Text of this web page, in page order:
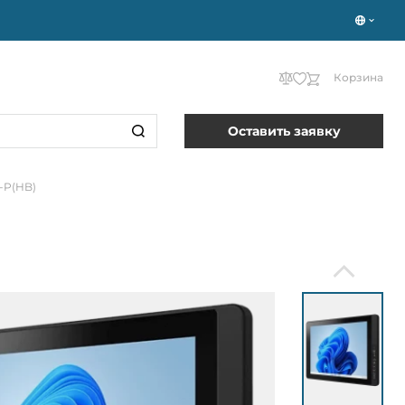
Корзина
Оставить заявку
P(HB)